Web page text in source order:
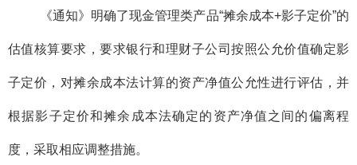
《通知》明确了现金管理类产品“摊余成本+影子定价”的
估值核算要求，要求银行和理财子公司按照公允价值确定影
子定价，对摊余成本法计算的资产净值公允性进行评估，并
根据影子定价和摊余成本法确定的资产净值之间的偏离程
度，采取相应调整措施。